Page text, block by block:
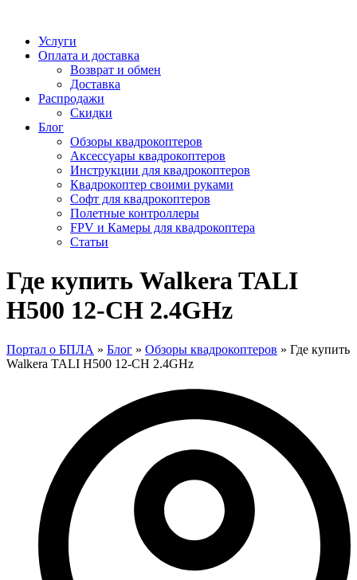
Услуги
Оплата и доставка
Возврат и обмен
Доставка
Распродажи
Скидки
Блог
Обзоры квадрокоптеров
Аксессуары квадрокоптеров
Инструкции для квадрокоптеров
Квадрокоптер своими руками
Софт для квадрокоптеров
Полетные контроллеры
FPV и Камеры для квадрокоптера
Статьи
Где купить Walkera TALI
H500 12-CH 2.4GHz
Портал о БПЛА » Блог » Обзоры квадрокоптеров » Где купить
Walkera TALI H500 12-CH 2.4GHz